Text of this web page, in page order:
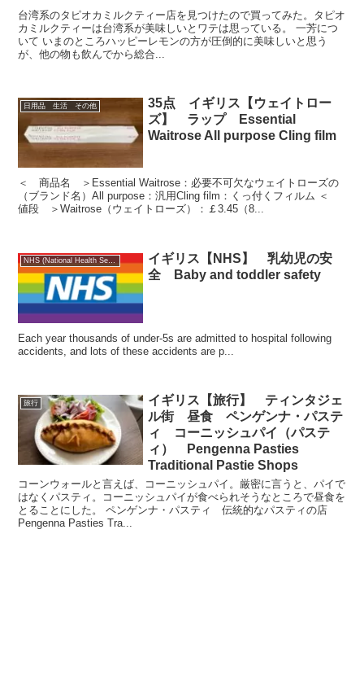
台湾系のタピオカミルクティー店を見つけたので買ってみた。タピオ
カミルクティーは台湾系が美味しいとワテは思っている。 一芳につ
いて いまのところハッピーレモンの方が圧倒的に美味しいと思う
が、他の物も飲んでから総合...
日用品 生活 その他
35点 イギリス【ウェイトロー
ズ】 ラップ Essential
Waitrose All purpose Cling film
＜ 商品名 ＞Essential Waitrose：必要不可欠なウェイトローズの
（ブランド名）All purpose：汎用Cling film：くっ付くフィルム ＜
値段 ＞Waitrose（ウェイトローズ）：￡3.45（8...
NHS (National Health Service)
イギリス【NHS】 乳幼児の安
全 Baby and toddler safety
Each year thousands of under-5s are admitted to hospital following
accidents, and lots of these accidents are p...
旅行
イギリス【旅行】 ティンタジェ
ル街 昼食 ペンゲンナ・パステ
ィ コーニッシュパイ（パステ
ィ） Pengenna Pasties
Traditional Pastie Shops
コーンウォールと言えば、コーニッシュパイ。厳密に言うと、パイで
はなくパスティ。コーニッシュパイが食べられそうなところで昼食を
とることにした。 ペンゲンナ・パスティ 伝統的なパスティの店
Pengenna Pasties Tra...